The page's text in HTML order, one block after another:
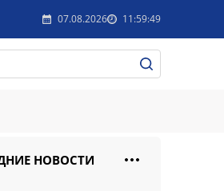
07.08.2026 11:59:49
НОВОСТИ